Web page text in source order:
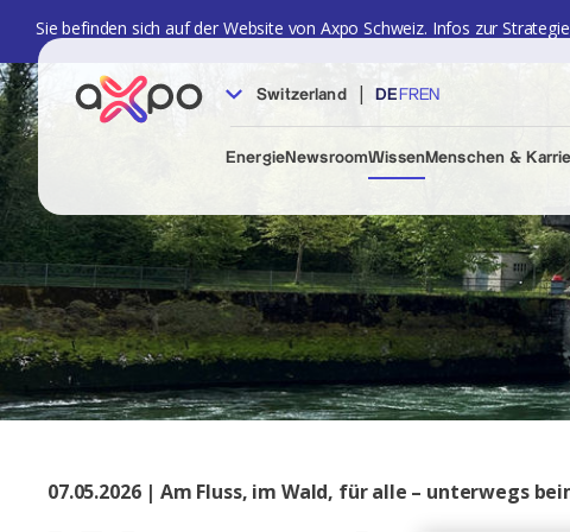
Sie befinden sich auf der Website von Axpo Schweiz. Infos zur
Switzerland | DE FREN
EnergieNewsroomWissenMenschen &
07.05.2026 | Am Fluss, im Wald, für alle – unterwegs